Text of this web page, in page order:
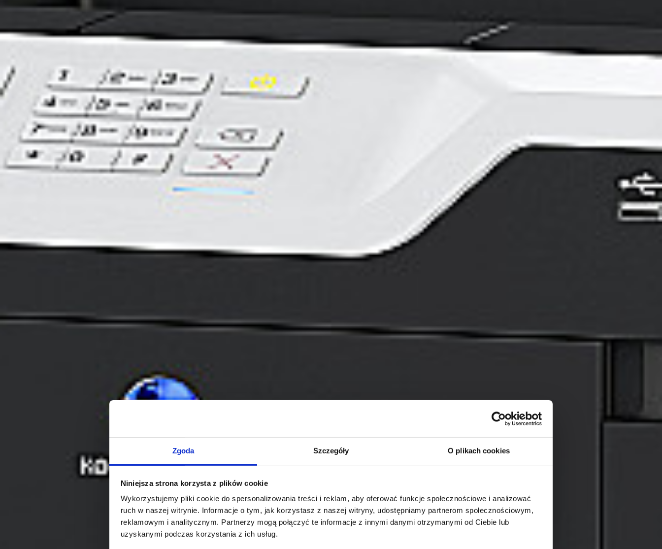
Zgoda Szczegóły O plikach cookies
Niniejsza strona korzysta z plików cookie
Wykorzystujemy pliki cookie do spersonalizowania treści i reklam, aby oferować funkcje społecznościowe i analizować
ruch w naszej witrynie. Informacje o tym, jak korzystasz z naszej witryny, udostępniamy partnerom społecznościowym,
reklamowym i analitycznym. Partnerzy mogą połączyć te informacje z innymi danymi otrzymanymi od Ciebie lub
uzyskanymi podczas korzystania z ich usług.
Rozwiązania dla poligrafii